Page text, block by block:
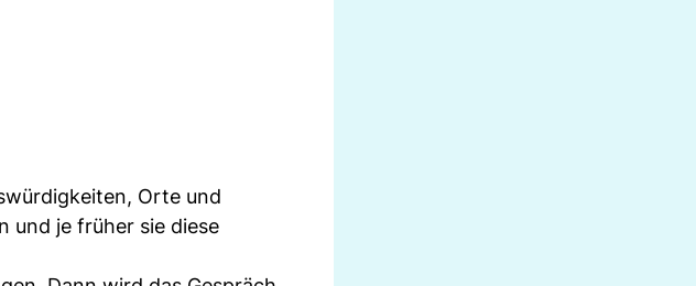
Orte und
und je früher sie diese